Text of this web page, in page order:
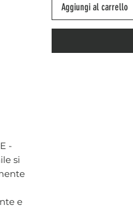
-
si
e
Aggiungi al carrello